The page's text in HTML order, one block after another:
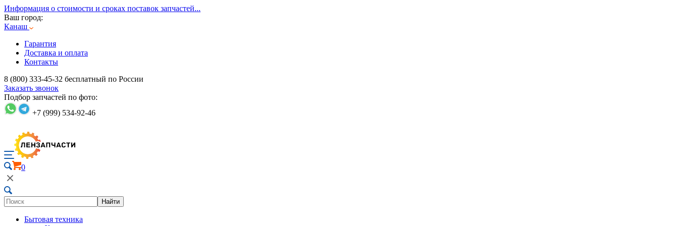
Информация о стоимости и сроках поставок запчастей...
Ваш город:
Канаш
Гарантия
Доставка и оплата
Контакты
8 (800) 333-45-32 бесплатный по России
Заказать звонок
Подбор запчастей по фото:
+7 (999) 534-92-46
0
Найти
Бытовая техника